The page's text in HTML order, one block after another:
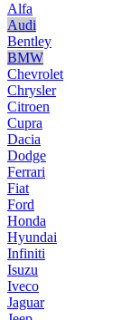
Alfa
Audi
Bentley
BMW
Chevrolet
Chrysler
Citroen
Cupra
Dacia
Dodge
Ferrari
Fiat
Ford
Honda
Hyundai
Infiniti
Isuzu
Iveco
Jaguar